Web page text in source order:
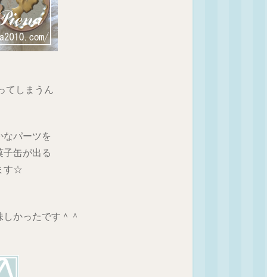
てしまうん
パーツを
缶が出る
す☆
かったです＾＾